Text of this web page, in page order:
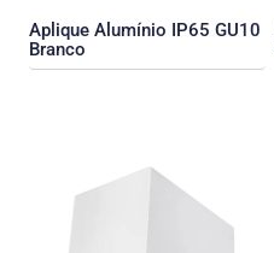
Aplique Alumínio IP65 GU10
Branco